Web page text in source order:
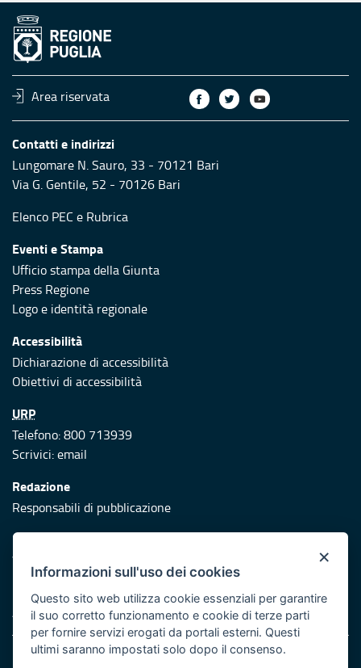
Area riservata
Contatti e indirizzi
Lungomare N. Sauro, 33 - 70121 Bari
Via G. Gentile, 52 - 70126 Bari
Elenco PEC e Rubrica
Eventi e Stampa
Ufficio stampa della Giunta
Press Regione
Logo e identità regionale
Accessibilità
Dichiarazione di accessibilità
Obiettivi di accessibilità
URP
Telefono: 800 713939
Scrivici:email
Redazione
Responsabili di pubblicazione
Protezione civile
Vai al sito di Protezione Civile Puglia
Iniziativa finanziata con risorse del POR Puglia 2014/2020 -
Asse XI
Note legali
×
Informazioni sull'uso dei cookies
Questo sito web utilizza cookie essenziali per garantire
il suo corretto funzionamento e cookie di terze parti
per fornire servizi erogati da portali esterni. Questi
ultimi saranno impostati solo dopo il consenso.